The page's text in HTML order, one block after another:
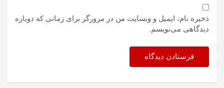
ذخیره نام، ایمیل و وبسایت من در مرورگر برای زمانی که دوباره
دیدگاهی می‌نویسم.